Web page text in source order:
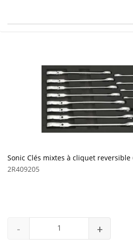
Sonic Clés mixtes à cliquet reversible
2R409205
- +